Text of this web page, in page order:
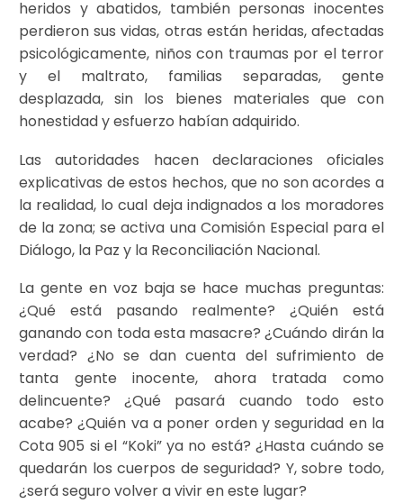
heridos y abatidos, también personas inocentes
perdieron sus vidas, otras están heridas, afectadas
psicológicamente, niños con traumas por el terror
y el maltrato, familias separadas, gente
desplazada, sin los bienes materiales que con
honestidad y esfuerzo habían adquirido.
Las autoridades hacen declaraciones oficiales
explicativas de estos hechos, que no son acordes a
la realidad, lo cual deja indignados a los moradores
de la zona; se activa una Comisión Especial para el
Diálogo, la Paz y la Reconciliación Nacional.
La gente en voz baja se hace muchas preguntas:
¿Qué está pasando realmente? ¿Quién está
ganando con toda esta masacre? ¿Cuándo dirán la
verdad? ¿No se dan cuenta del sufrimiento de
tanta gente inocente, ahora tratada como
delincuente? ¿Qué pasará cuando todo esto
acabe? ¿Quién va a poner orden y seguridad en la
Cota 905 si el “Koki” ya no está? ¿Hasta cuándo se
quedarán los cuerpos de seguridad? Y, sobre todo,
¿será seguro volver a vivir en este lugar?